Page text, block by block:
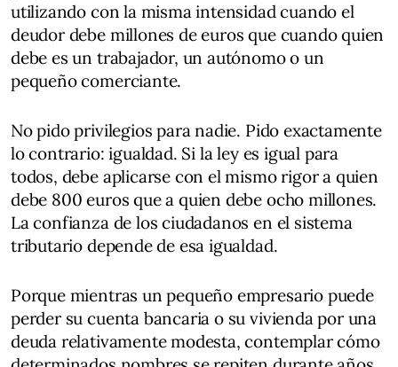
utilizando con la misma intensidad cuando el
deudor debe millones de euros que cuando quien
debe es un trabajador, un autónomo o un
pequeño comerciante.
No pido privilegios para nadie. Pido exactamente
lo contrario: igualdad. Si la ley es igual para
todos, debe aplicarse con el mismo rigor a quien
debe 800 euros que a quien debe ocho millones.
La confianza de los ciudadanos en el sistema
tributario depende de esa igualdad.
Porque mientras un pequeño empresario puede
perder su cuenta bancaria o su vivienda por una
deuda relativamente modesta, contemplar cómo